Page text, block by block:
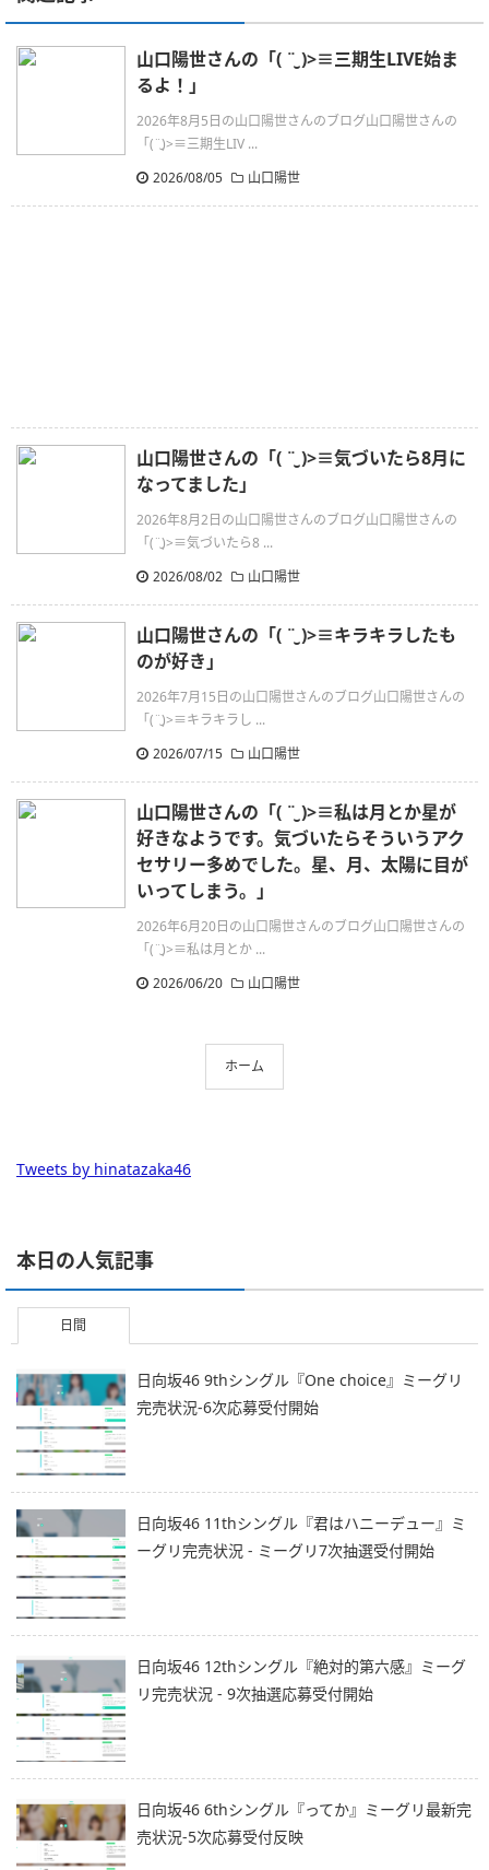
山口陽世さんの「( ¨̮ )>≡三期生LIVE始ま
るよ！」
2026年8月5日の山口陽世さんのブログ山口陽世さんの
「(¨̮)>≡三期生LIV ...
2026/08/05
山口陽世
山口陽世さんの「( ¨̮ )>≡気づいたら8月に
なってました」
2026年8月2日の山口陽世さんのブログ山口陽世さんの
「(¨̮)>≡気づいたら8 ...
2026/08/02
山口陽世
山口陽世さんの「( ¨̮ )>≡キラキラしたも
のが好き」
2026年7月15日の山口陽世さんのブログ山口陽世さんの
「(¨̮)>≡キラキラし ...
2026/07/15
山口陽世
山口陽世さんの「( ¨̮ )>≡私は月とか星が
好きなようです。気づいたらそういうアク
セサリー多めでした。星、月、太陽に目が
いってしまう。」
2026年6月20日の山口陽世さんのブログ山口陽世さんの
「(¨̮)>≡私は月とか ...
2026/06/20
山口陽世
ホーム
Tweets by hinatazaka46
本日の人気記事
日間
日向坂46 9thシングル『One choice』ミーグリ
完売状況-6次応募受付開始
日向坂46 11thシングル『君はハニーデュー』ミ
ーグリ完売状況 - ミーグリ7次抽選受付開始
日向坂46 12thシングル『絶対的第六感』ミーグ
リ完売状況 - 9次抽選応募受付開始
日向坂46 6thシングル『ってか』ミーグリ最新完
売状況-5次応募受付反映